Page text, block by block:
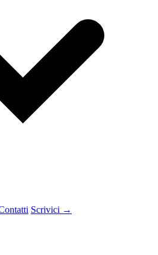
Scrivici →